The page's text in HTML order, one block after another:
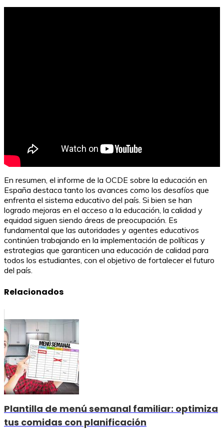
En resumen, el informe de la OCDE sobre la educación en
España destaca tanto los avances como los desafíos que
enfrenta el sistema educativo del país. Si bien se han
logrado mejoras en el acceso a la educación, la calidad y
equidad siguen siendo áreas de preocupación. Es
fundamental que las autoridades y agentes educativos
continúen trabajando en la implementación de políticas y
estrategias que garanticen una educación de calidad para
todos los estudiantes, con el objetivo de fortalecer el futuro
del país.
Relacionados
Plantilla de menú semanal familiar: optimiza
tus comidas con planificación